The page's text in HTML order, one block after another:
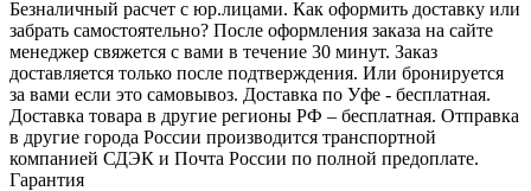
Безналичный расчет с юр.лицами. Как оформить доставку или
забрать самостоятельно? После оформления заказа на сайте
менеджер свяжется с вами в течение 30 минут. Заказ
доставляется только после подтверждения. Или бронируется
за вами если это самовывоз. Доставка по Уфе - бесплатная.
Доставка товара в другие регионы РФ – бесплатная. Отправка
в другие города России производится транспортной
компанией СДЭК и Почта России по полной предоплате.
Гарантия